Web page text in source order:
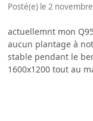
Posté(e) le 2
actuellemnt mon
aucun plantage à
stable pendant le
1600x1200 tout au